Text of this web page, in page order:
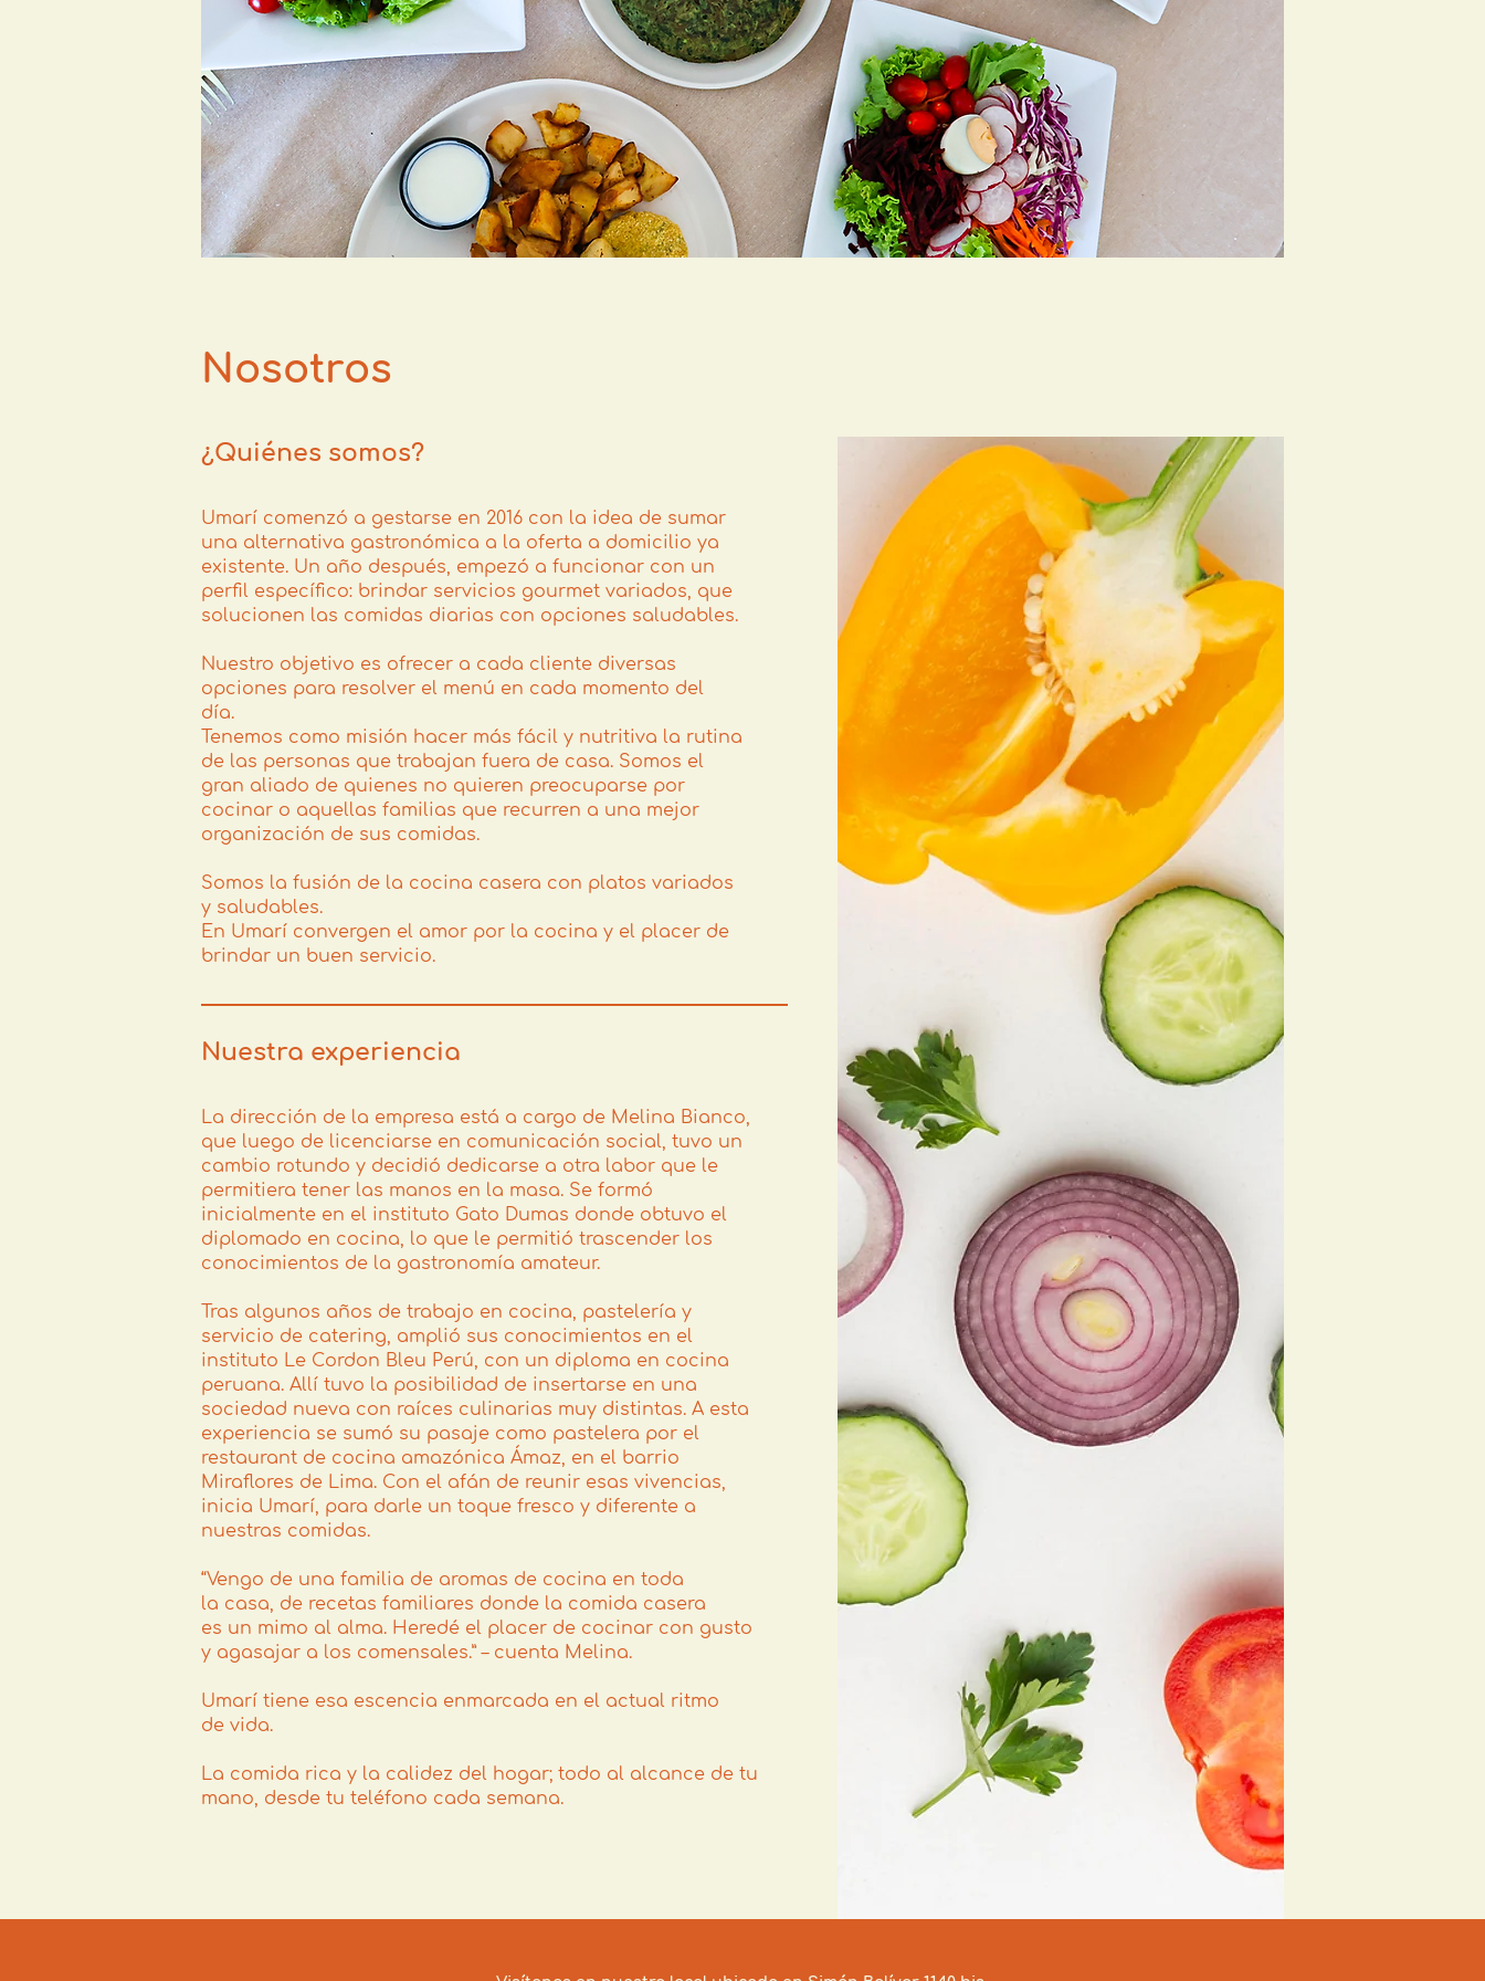
Nosotros
¿Quiénes somos?
Umarí comenzó a gestarse en 2016 con la idea de sumar
una alternativa gastronómica a la oferta a domicilio ya
existente. Un año después, empezó a funcionar con un
perfil específico: brindar servicios gourmet variados, que
solucionen las comidas diarias con opciones saludables.
Nuestro objetivo es ofrecer a cada cliente diversas
opciones para resolver el menú en cada momento del
día.
Tenemos como misión hacer más fácil y nutritiva la rutina
de las personas que trabajan fuera de casa. Somos el
gran aliado de quienes no quieren preocuparse por
cocinar o aquellas familias que recurren a una mejor
organización de sus comidas.
Somos la fusión de la cocina casera con platos variados
y saludables.
En Umarí convergen el amor por la cocina y el placer de
brindar un buen servicio.
Nuestra experiencia
La dirección de la empresa está a cargo de Melina Bianco,
que luego de licenciarse en comunicación social, tuvo un
cambio rotundo y decidió dedicarse a otra labor que le
permitiera tener las manos en la masa. Se formó
inicialmente en el instituto Gato Dumas donde obtuvo el
diplomado en cocina, lo que le permitió trascender los
conocimientos de la gastronomía amateur.
Tras algunos años de trabajo en cocina, pastelería y
servicio de catering, amplió sus conocimientos en el
instituto Le Cordon Bleu Perú, con un diploma en cocina
peruana. Allí tuvo la posibilidad de insertarse en una
sociedad nueva con raíces culinarias muy distintas. A esta
experiencia se sumó su pasaje como pastelera por el
restaurant de cocina amazónica Ámaz, en el barrio
Miraflores de Lima. Con el afán de reunir esas vivencias,
inicia Umarí, para darle un toque fresco y diferente a
nuestras comidas.
“Vengo de una familia de aromas de cocina en toda
la casa, de recetas familiares donde la comida casera
es un mimo al alma. Heredé el placer de cocinar con gusto
y agasajar a los comensales.” – cuenta Melina.
Umarí tiene esa escencia enmarcada en el actual ritmo
de vida.
La comida rica y la calidez del hogar; todo al alcance de tu
mano, desde tu teléfono cada semana.